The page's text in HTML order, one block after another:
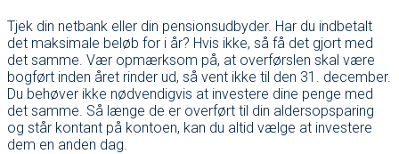
Tjek din netbank eller din pensionsudbyder. Har du indbetalt
det maksimale beløb for i år? Hvis ikke, så få det gjort med
det samme. Vær opmærksom på, at overførslen skal være
bogført inden året rinder ud, så vent ikke til den 31. december.
Du behøver ikke nødvendigvis at investere dine penge med
det samme. Så længe de er overført til din aldersopsparing
og står kontant på kontoen, kan du altid vælge at investere
dem en anden dag.